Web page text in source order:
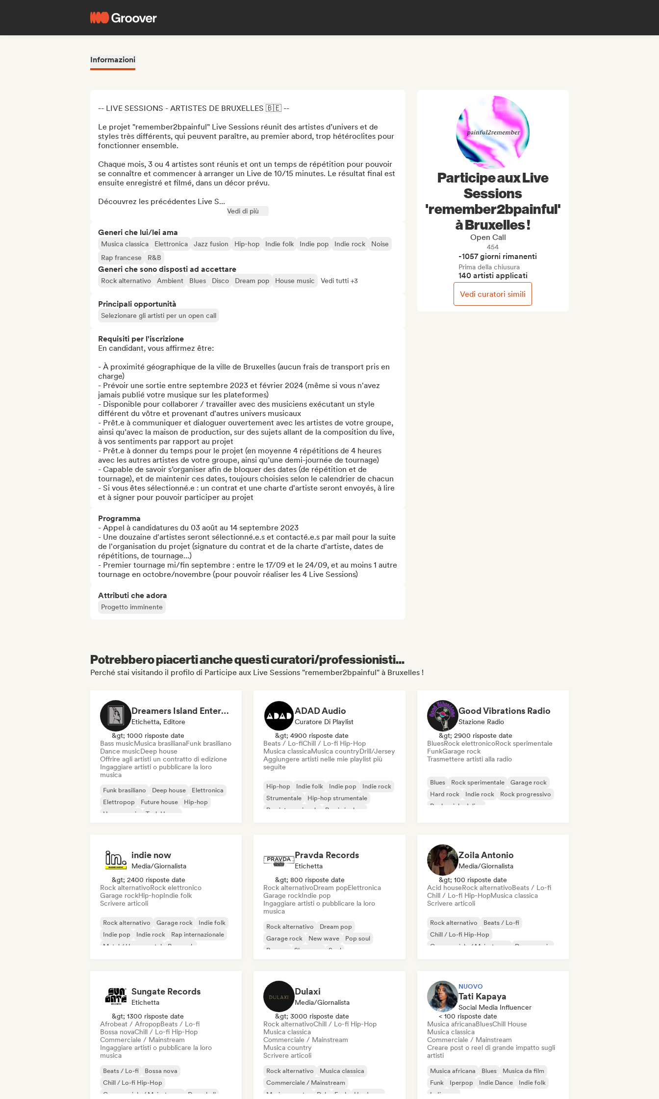
Informazioni
-- LIVE SESSIONS - ARTISTES DE BRUXELLES 🇧🇪 --
Le projet "remember2bpainful" Live Sessions réunit des artistes d’univers et de
styles très différents, qui peuvent paraître, au premier abord, trop hétéroclites pour
fonctionner ensemble.
Chaque mois, 3 ou 4 artistes sont réunis et ont un temps de répétition pour pouvoir
se connaître et commencer à arranger un Live de 10/15 minutes. Le résultat final est
ensuite enregistré et filmé, dans un décor prévu.
Découvrez les précédentes Live S...
Vedi di più
Generi che lui/lei ama
Musica classica Elettronica Jazz fusion Hip-hop Indie folk Indie pop Indie rock
Noise
Rap francese
R&B
Generi che sono disposti ad accettare
Rock alternativo Ambient Blues Disco Dream pop House music Vedi tutti +3
Principali opportunità
Selezionare gli artisti per un open call
Requisiti per l'iscrizione
En candidant, vous affirmez être:
- À proximité géographique de la ville de Bruxelles (aucun frais de transport pris en
charge)
- Prévoir une sortie entre septembre 2023 et février 2024 (même si vous n'avez
jamais publié votre musique sur les plateformes)
- Disponible pour collaborer / travailler avec des musiciens exécutant un style
différent du vôtre et provenant d'autres univers musicaux
- Prêt.e à communiquer et dialoguer ouvertement avec les artistes de votre groupe,
ainsi qu’avec la maison de production, sur des sujets allant de la composition du live,
à vos sentiments par rapport au projet
- Prêt.e à donner du temps pour le projet (en moyenne 4 répétitions de 4 heures
avec les autres artistes de votre groupe, ainsi qu’une demi-journée de tournage)
- Capable de savoir s’organiser afin de bloquer des dates (de répétition et de
tournage), et de maintenir ces dates, toujours choisies selon le calendrier de chacun
- Si vous êtes sélectionné.e : un contrat et une charte d'artiste seront envoyés, à lire
et à signer pour pouvoir participer au projet
Programma
- Appel à candidatures du 03 août au 14 septembre 2023
- Une douzaine d'artistes seront sélectionné.e.s et contacté.e.s par mail pour la suite
de l'organisation du projet (signature du contrat et de la charte d'artiste, dates de
répétitions, de tournage...)
- Premier tournage mi/fin septembre : entre le 17/09 et le 24/09, et au moins 1 autre
tournage en octobre/novembre (pour pouvoir réaliser les 4 Live Sessions)
Attributi che adora
Progetto imminente
Participe aux Live
Sessions
"remember2bpainful"
à Bruxelles !
Open Call
454
-1057 giorni rimanenti
Prima della chiusura
140 artisti applicati
Vedi curatori simili
Potrebbero piacerti anche questi curatori/professionisti...
Perché stai visitando il profilo di Participe aux Live Sessions "remember2bpainful" à Bruxelles !
Dreamers Island Entertainment
Etichetta, Editore
&gt; 1000 risposte date
Bass musicMusica brasilianaFunk brasiliano
Dance musicDeep house
Offrire agli artisti un contratto di edizione
Ingaggiare artisti o pubblicare la loro
musica
Funk brasiliano Deep house
Elettronica
Elettropop
Future house
Hip-hop
House music
Tech House
ADAD Audio
Curatore Di Playlist
&gt; 4900 risposte date
Beats / Lo-fiChill / Lo-fi Hip-Hop
Musica classicaMusica countryDrill/Jersey
Aggiungere artisti nelle mie playlist più
seguite
Hip-hop Indie folk Indie pop
Indie rock
Strumentale
Hip-hop strumentale
Rap internazionale
Rap in inglese
Good Vibrations Radio
Stazione Radio
&gt; 2900 risposte date
BluesRock elettronicoRock sperimentale
FunkGarage rock
Trasmettere artisti alla radio
Blues Rock sperimentale
Garage rock
Hard rock
Indie rock
Rock progressivo
Rock psichedelico
indie now
Media/Giornalista
&gt; 2400 risposte date
Rock alternativoRock elettronico
Garage rockHip-hopIndie folk
Scrivere articoli
Rock alternativo Garage rock
Indie folk
Indie pop
Indie rock
Rap internazionale
Metal / Heavy metal
Pop rock
Pravda Records
Etichetta
&gt; 800 risposte date
Rock alternativoDream popElettronica
Garage rockIndie pop
Ingaggiare artisti o pubblicare la loro
musica
Rock alternativo
Dream pop
Garage rock
New wave
Pop soul
Reggae
Shoegaze Soul
Zoila Antonio
Media/Giornalista
&gt; 100 risposte date
Acid houseRock alternativoBeats / Lo-fi
Chill / Lo-fi Hip-HopMusica classica
Scrivere articoli
Rock alternativo
Beats / Lo-fi
Chill / Lo-fi Hip-Hop
Commerciale / Mainstream
Dance music
Sungate Records
Etichetta
&gt; 1300 risposte date
Afrobeat / AfropopBeats / Lo-fi
Bossa novaChill / Lo-fi Hip-Hop
Commerciale / Mainstream
Ingaggiare artisti o pubblicare la loro
musica
Beats / Lo-fi
Bossa nova
Chill / Lo-fi Hip-Hop
Commerciale / Mainstream
Dancehall
Dulaxi
Media/Giornalista
&gt; 3000 risposte date
Rock alternativoChill / Lo-fi Hip-Hop
Musica classica
Commerciale / Mainstream
Musica country
Scrivere articoli
Rock alternativo
Musica classica
Commerciale / Mainstream
Musica country
Dub Funk Hardcore
NUOVO
Tati Kapaya
Social Media Influencer
< 100 risposte date
Musica africanaBluesChill House
Musica classica
Commerciale / Mainstream
Creare post o reel di grande impatto sugli
artisti
Musica africana Blues
Musica da film
Funk
Iperpop Indie Dance
Indie folk
Indie pop